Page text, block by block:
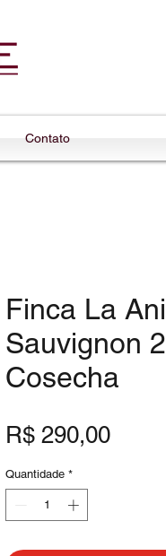
Contato
Finca La
Sauvignon
Cosecha
R$ 290,00Preço
Quantidade *